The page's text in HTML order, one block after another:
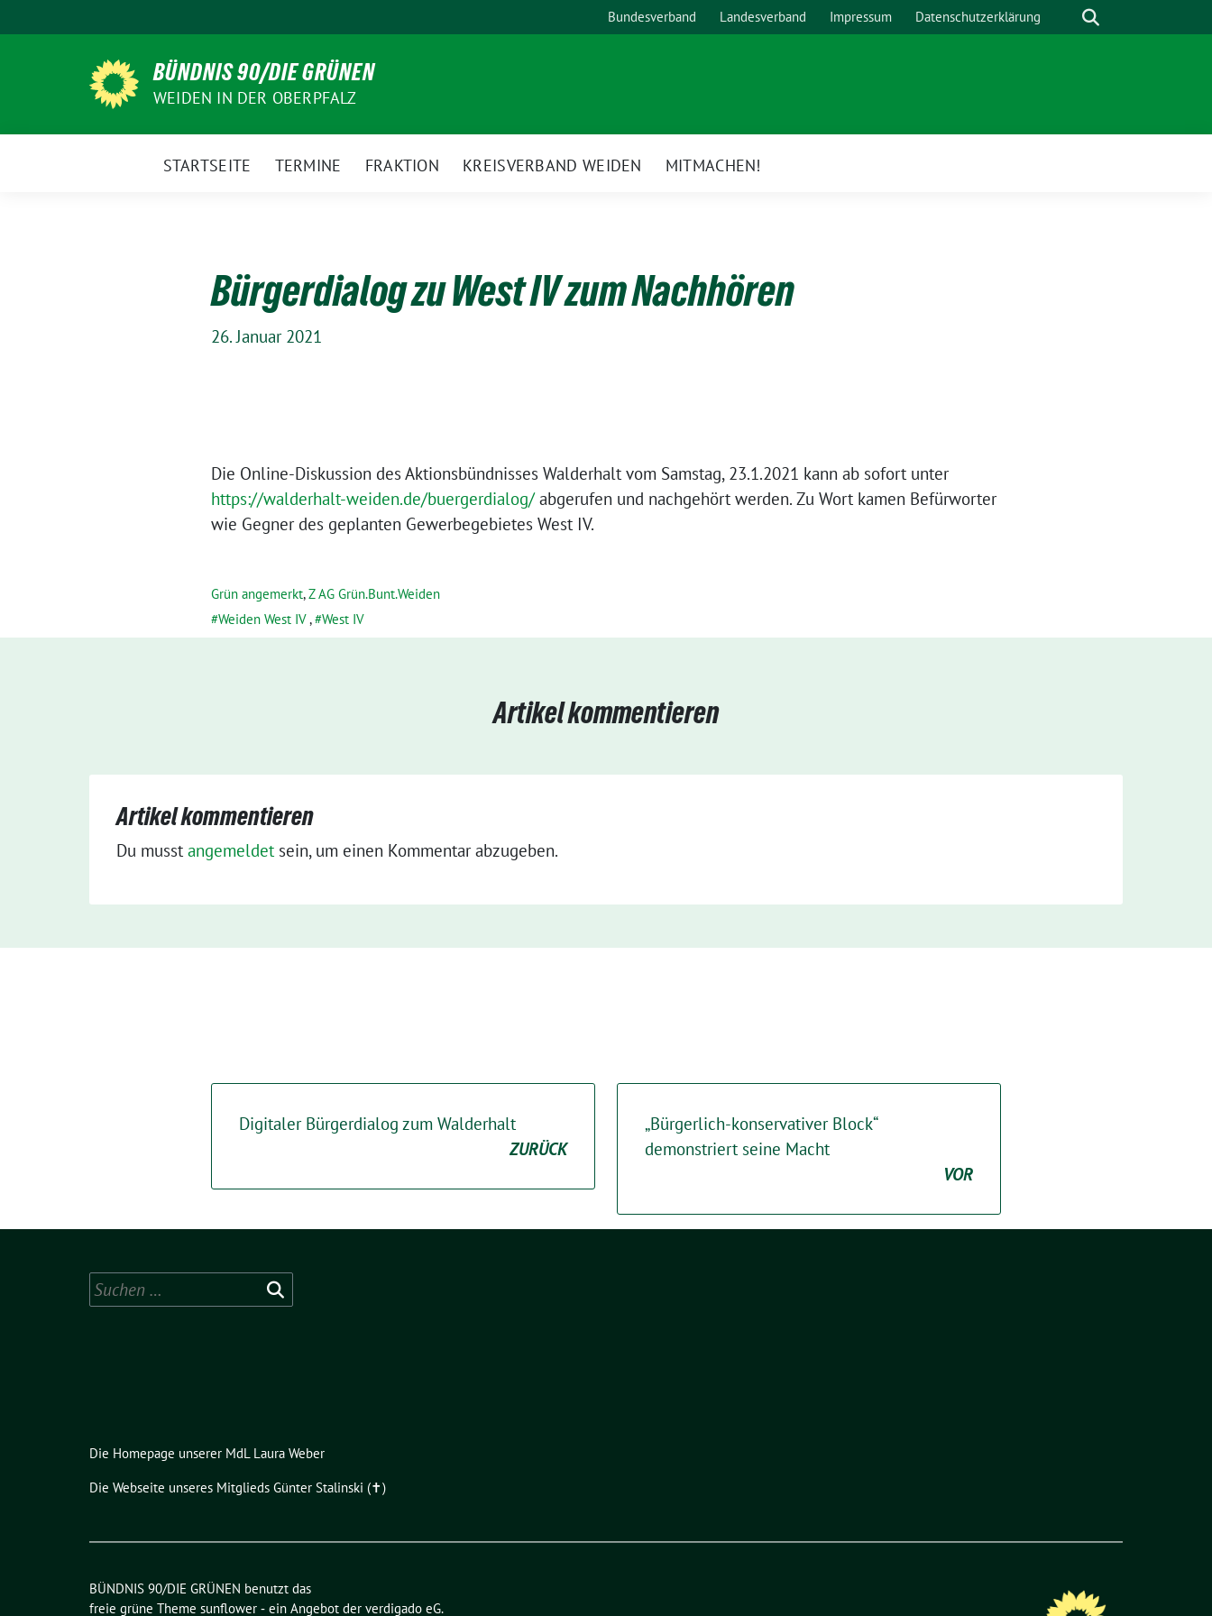
zum
Bundesverband Landesverband Impressum Datenschutzerklärung Suche
BÜNDNIS 90/DIE GRÜNEN
WEIDEN IN DER OBERPFALZ
STARTSEITE TERMINE FRAKTION KREISVERBAND WEIDEN MITMACHEN!
Bürgerdialog zu West IV zum Nachhören
26. Januar 2021
Die Online-Diskussion des Aktionsbündnisses Walderhalt vom Samstag, 23.1.2021 kann ab sofort unter
https://walderhalt-weiden.de/buergerdialog/abgerufen und nachgehört werden. Zu Wort kamen Befürworter
wie Gegner des geplanten Gewerbegebietes West IV.
Grün angemerkt,Z AG Grün.Bunt.Weiden
Weiden West IV, West IV
Artikel kommentieren
Artikel kommentieren
Du musst angemeldet sein, um einen Kommentar abzugeben.
Digitaler Bürgerdialog zum Walderhalt
ZURÜCK
„Bürgerlich-konservativer Block“
demonstriert seine Macht
VOR
Suchen
nach:
Die Homepage unserer MdL Laura Weber
Die Webseite unseres Mitglieds Günter Stalinski (✝︎)
BÜNDNIS 90/DIE GRÜNEN benutzt das
freie grüne Theme sunflower ‐ ein Angebot der verdigado eG.